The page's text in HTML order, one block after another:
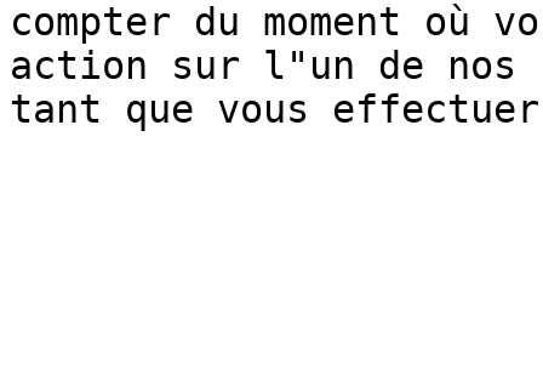
compter du moment où
action sur l"un de